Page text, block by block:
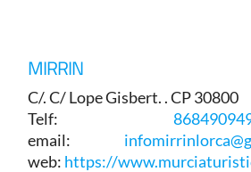
MIRRIN
C/. C/ Lope Gisbert. . CP 30800
Telf:
email:
web: https://